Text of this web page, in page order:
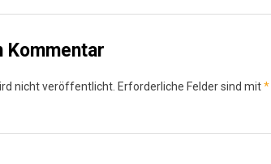
Kommentar
nicht veröffentlicht. Erforderliche Felder sind mit*